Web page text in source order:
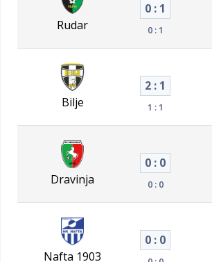
Rudar
0 : 1
0 : 1
Bilje
2 : 1
1 : 1
Dravinja
0 : 0
0 : 0
Nafta 1903
0 : 0